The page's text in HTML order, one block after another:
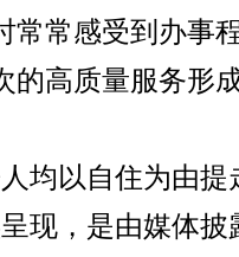
常常感受到办事
的高质量服务形
以自住为由提
现，是由媒体